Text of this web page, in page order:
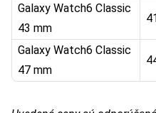
Galaxy Watch6 Classic
43 mm
Galaxy Watch6 Classic
47 mm